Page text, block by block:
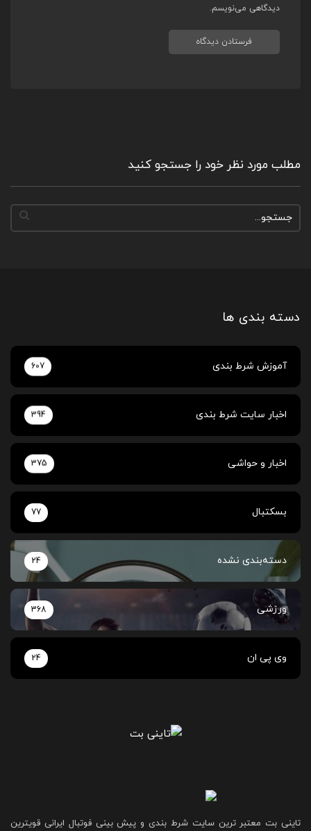
دیدگاهی می‌نویسم.
مطلب مورد نظر خود را جستجو کنید
دسته بندی ها
آموزش شرط بندی 607
اخبار سایت شرط بندی 394
اخبار و حواشی 375
بسکتبال 77
دسته‌بندی نشده 24
ورزشی 368
وی پی ان 24
تاینی بت معتبر ترین سایت شرط بندی و پیش بینی فوتبال ایرانی قویترین